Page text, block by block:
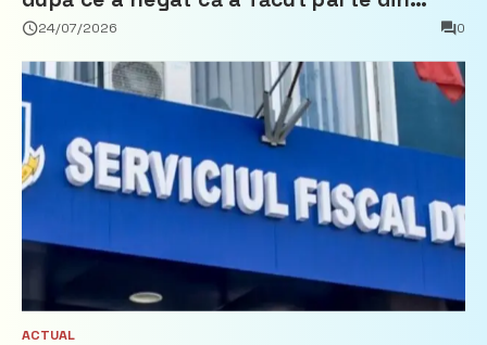
Partidul Democrat
24/07/2026 0
ACTUAL